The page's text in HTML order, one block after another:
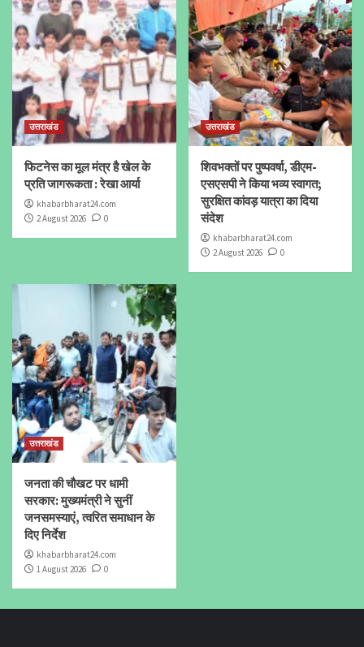
उत्तराखंड
फिटनेस का मूल मंत्र है खेल के
प्रति जागरूकता : रेखा आर्या
khabarbharat24.com
2 August 2026
0
उत्तराखंड
शिवभक्तों पर पुष्पवर्षा, डीएम-
एसएसपी ने किया भव्य स्वागत;
सुरक्षित कांवड़ यात्रा का दिया
संदेश
khabarbharat24.com
2 August 2026
0
उत्तराखंड
जनता की चौखट पर धामी
सरकार: मुख्यमंत्री ने सुनीं
जनसमस्याएं, त्वरित समाधान के
दिए निर्देश
khabarbharat24.com
1 August 2026
0